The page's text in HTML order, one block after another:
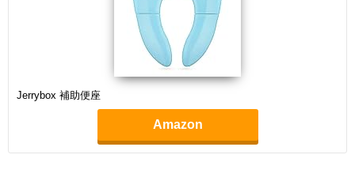
Jerrybox 補助便座
Amazon